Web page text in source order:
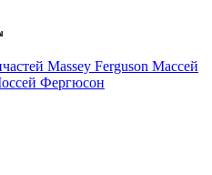
Massey Ferguson Массей
Фергюсон